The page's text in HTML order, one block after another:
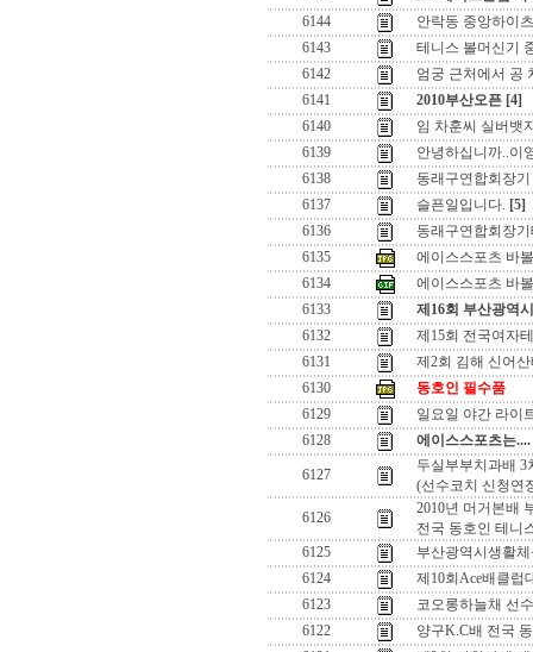
6144
안락동 중앙하이
6143
테니스 볼머신기
6142
엄궁 근처에서 공
6141
2010부산오픈 [4]
6140
임 차훈씨 실버뱃
6139
안녕하십니까..이
6138
동래구연합회장
6137
슬픈일입니다. [5]
6136
동래구연합회장
6135
에이스스포츠 바
6134
에이스스포츠 바
6133
제16회 부산광역
6132
제15회 전국여자
6131
제2회 김해 신어
6130
동호인 필수품
6129
일요일 야간 라이
6128
에이스스포츠는....
6127
두실부부치과배 3
(선수코치 신청연
6126
2010년 머거본배
전국 동호인 테니
6125
부산광역시생활
6124
제10회Ace배클럽
6123
코오롱하늘채 선
6122
양구K.C배 전국